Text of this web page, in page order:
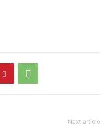
Next article